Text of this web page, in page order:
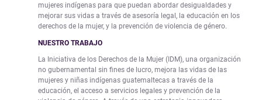
mujeres indígenas para que puedan abordar desigualdades y
mejorar sus vidas a través de asesoría legal, la educación en los
derechos de la mujer, y la prevención de violencia de género.
NUESTRO TRABAJO
La Iniciativa de los Derechos de la Mujer (IDM), una organización
no gubernamental sin fines de lucro, mejora las vidas de las
mujeres y niñas indígenas guatemaltecas a través de la
educación, el acceso a servicios legales y prevención de la